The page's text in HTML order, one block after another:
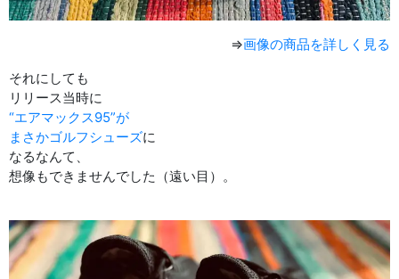
⇒画像の商品を詳しく見る
それにしても
リリース当時に
“エアマックス95”が
まさかゴルフシューズに
なるなんて、
想像もできませんでした（遠い目）。